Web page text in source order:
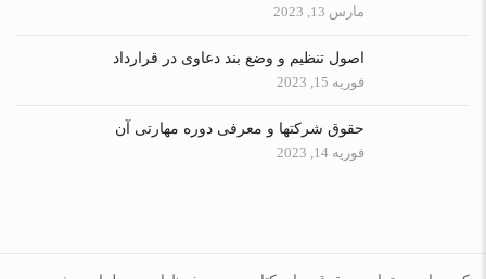
مارس 13, 2023
اصول تنظیم و وضع بند دعاوی در قرارداد
فوریه 15, 2023
حقوق شرکتها و معرفی دوره مهارتی آن
فوریه 14, 2023